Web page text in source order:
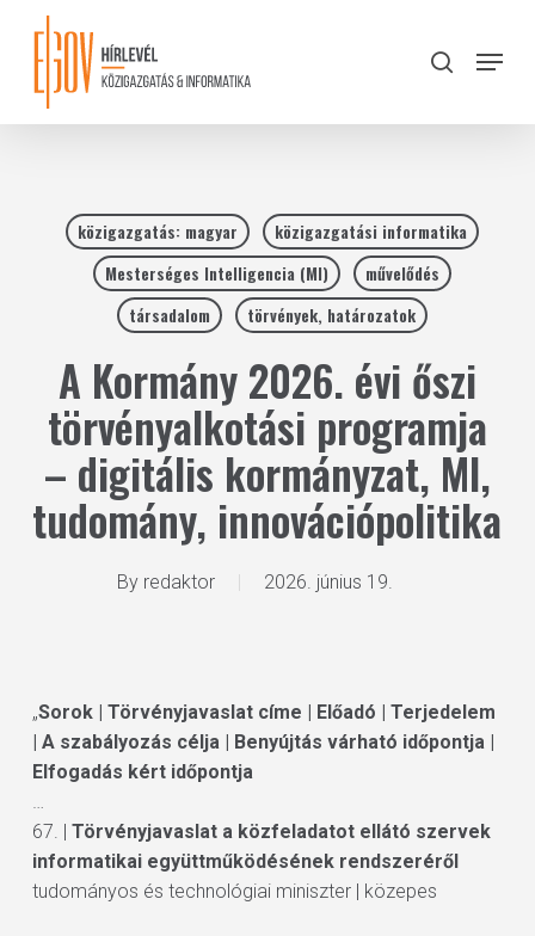
content
search
Menu
közigazgatás: magyar
közigazgatási informatika
Mesterséges Intelligencia (MI)
művelődés
társadalom
törvények, határozatok
A Kormány 2026. évi őszi
törvényalkotási programja
– digitális kormányzat, MI,
tudomány, innovációpolitika
By redaktor 2026. június 19.
„Sorok | Törvényjavaslat címe | Előadó | Terjedelem
| A szabályozás célja | Benyújtás várható időpontja |
Elfogadás kért időpontja
…
67. | Törvényjavaslat a közfeladatot ellátó szervek
informatikai együttműködésének rendszeréről
tudományos és technológiai miniszter | közepes
Close